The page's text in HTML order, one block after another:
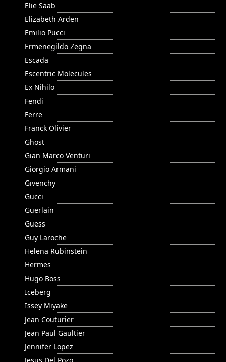
Elie Saab
Elizabeth Arden
Emilio Pucci
Ermenegildo Zegna
Escada
Escentric Molecules
Ex Nihilo
Fendi
Ferre
Franck Olivier
Ghost
Gian Marco Venturi
Giorgio Armani
Givenchy
Gucci
Guerlain
Guess
Guy Laroche
Helena Rubinstein
Hermes
Hugo Boss
Iceberg
Issey Miyake
Jean Couturier
Jean Paul Gaultier
Jennifer Lopez